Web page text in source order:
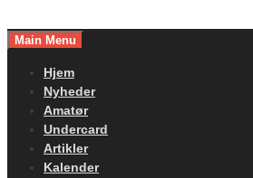
toMain Menu
Hjem
Nyheder
Amatør
Undercard
Artikler
Kalender